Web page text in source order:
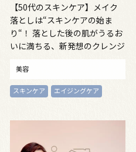
【50代のスキンケア】メイク
落としは“スキンケアの始ま
り“！ 落とした後の肌がうるお
いに満ちる、新発想のクレンジ
美容
スキンケア エイジングケア